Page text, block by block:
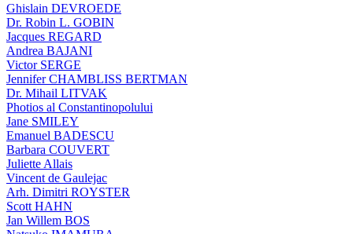
Ghislain DEVROEDE
Dr. Robin L. GOBIN
Jacques REGARD
Andrea BAJANI
Victor SERGE
Jennifer CHAMBLISS BERTMAN
Dr. Mihail LITVAK
Photios al Constantinopolului
Jane SMILEY
Emanuel BADESCU
Barbara COUVERT
Juliette Allais
Vincent de Gaulejac
Arh. Dimitri ROYSTER
Scott HAHN
Jan Willem BOS